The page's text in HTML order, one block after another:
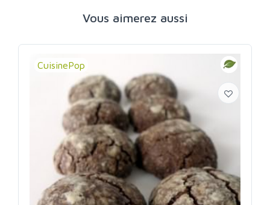
Vous aimerez aussi
CuisinePop